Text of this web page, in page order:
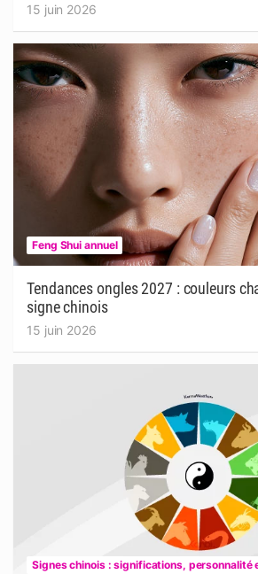
15 juin 2026
Feng Shui annuel
Tendances ongles 2027 : couleurs
signe chinois
15 juin 2026
Signes chinois : significations, personnalité